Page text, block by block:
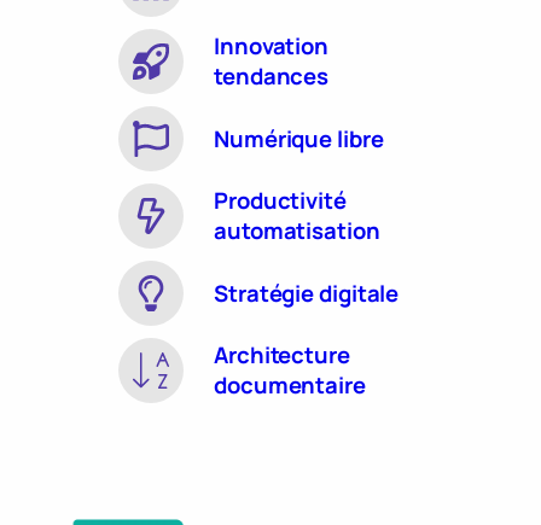
Innovation
tendances
Numérique libre
Productivité
automatisation
Stratégie digitale
Architecture
documentaire